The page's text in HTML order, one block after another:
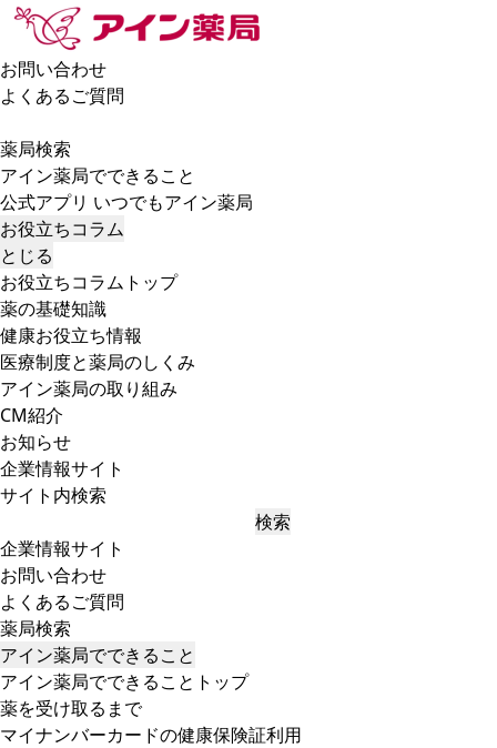
お問い合わせ
よくあるご質問
薬局検索
アイン薬局でできること
公式アプリ いつでもアイン薬局
お役立ちコラム
とじる
お役立ちコラムトップ
薬の基礎知識
健康お役立ち情報
医療制度と薬局のしくみ
アイン薬局の取り組み
CM紹介
お知らせ
企業情報サイト
サイト内検索
検索
企業情報サイト
お問い合わせ
よくあるご質問
薬局検索
アイン薬局でできること
アイン薬局でできることトップ
薬を受け取るまで
マイナンバーカードの健康保険証利用